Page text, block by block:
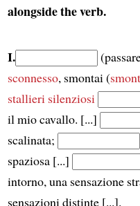
alongside the verb.
I.
sconnesso, smontai (
stallieri silenziosi
il mio cavallo. [...]
scalinata;
spaziosa [...]
intorno, una sensazione
sensazioni distinte [...].